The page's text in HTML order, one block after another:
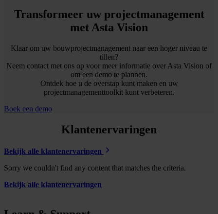
Transformeer uw projectmanagement
met Asta Vision
Klaar om uw bouwprojectmanagement naar een hoger niveau te
tillen?
Neem contact met ons op voor meer informatie over Asta Vision of
om een demo te plannen.
Ontdek hoe u de overstap kunt maken en uw
projectmanagementtoolkit kunt verbeteren.
Boek een demo
Klantenervaringen
Bekijk alle klantenervaringen
Sorry we couldn't find any content that matches the criteria.
Bekijk alle klantenervaringen